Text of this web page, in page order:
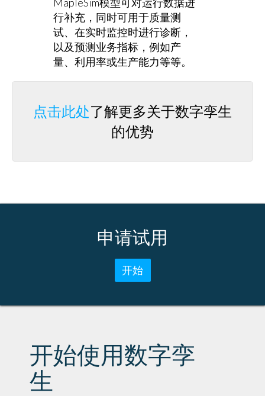
行补充，同时可用于质量测
试、在实时监控时进行诊断，
以及预测业务指标，例如产
量、利用率或生产能力等等。
点击此处了解更多关于数字孪生
的优势
申请试用
开始
开始使用数字孪
生